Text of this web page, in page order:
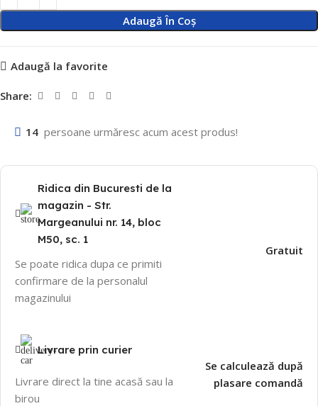
Adaugă În Coș
Adaugă la favorite
Share:
14 persoane urmăresc acum acest produs!
Ridica din Bucuresti de la
magazin - Str.
Margeanului nr. 14, bloc
M50, sc. 1
Se poate ridica dupa ce primiti
confirmare de la personalul
magazinului
Gratuit
Livrare prin curier
Livrare direct la tine acasă sau la
birou
Se calculează după
plasare comandă